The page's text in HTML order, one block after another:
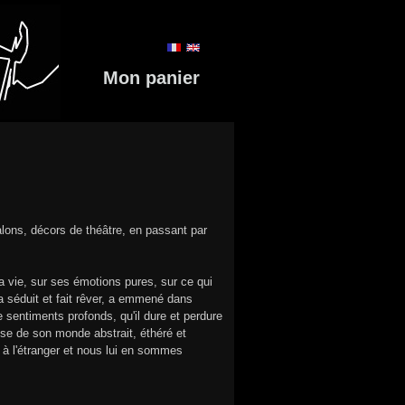
Mon panier
décors de théâtre, en passant par
vie, sur ses émotions pures, sur ce qui
et fait rêver, a emmené dans
profonds, qu'il dure et perdure
de son monde abstrait, éthéré et
l'étranger et nous lui en sommes